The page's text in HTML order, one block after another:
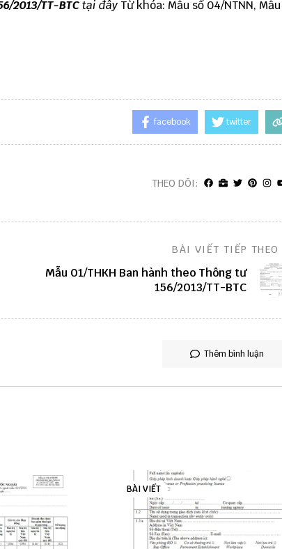
2013/TT-BTCtại đây Từ khóa: Mẫu số 04/NTNN, Mẫu
facebook twitter
THEO DÕI:
BÀI VIẾT TIẾP THEO
Mẫu 01/THKH Ban hành theo Thông tư
156/2013/TT-BTC
Thêm bình luận
BÀI VIẾT